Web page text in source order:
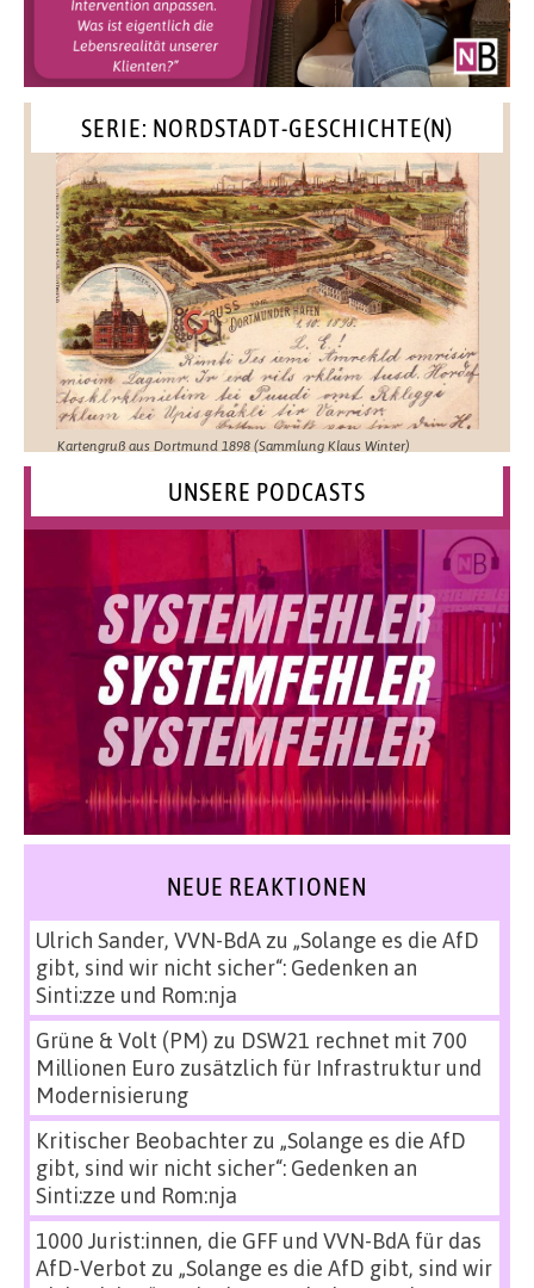
SERIE: NORDSTADT-GESCHICHTE(N)
Kartengruß aus Dortmund 1898 (Sammlung Klaus Winter)
UNSERE PODCASTS
NEUE REAKTIONEN
Ulrich Sander, VVN-BdAzu „Solange es die AfD
gibt, sind wir nicht sicher“: Gedenken an
Sinti:zze und Rom:nja
Grüne & Volt (PM) zu DSW21 rechnet mit 700
Millionen Euro zusätzlich für Infrastruktur und
Modernisierung
Kritischer Beobachterzu „Solange es die AfD
gibt, sind wir nicht sicher“: Gedenken an
Sinti:zze und Rom:nja
1000 Jurist:innen, die GFF und VVN-BdA für das
AfD-Verbot zu „Solange es die AfD gibt, sind wir